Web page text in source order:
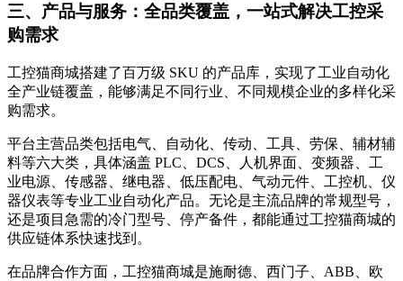
三、产品与服务：全品类覆盖，一站式解决工控采
购需求
工控猫商城搭建了百万级 SKU 的产品库，实现了工业自动化
全产业链覆盖，能够满足不同行业、不同规模企业的多样化采
购需求。
平台主营品类包括电气、自动化、传动、工具、劳保、辅材辅
料等六大类，具体涵盖 PLC、DCS、人机界面、变频器、工
业电源、传感器、继电器、低压配电、气动元件、工控机、仪
器仪表等专业工业自动化产品。无论是主流品牌的常规型号，
还是项目急需的冷门型号、停产备件，都能通过工控猫商城的
供应链体系快速找到。
在品牌合作方面，工控猫商城是施耐德、西门子、ABB、欧